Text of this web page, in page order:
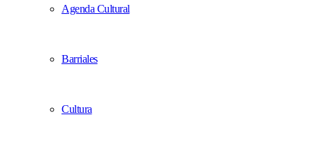
Agenda Cultural
Barriales
Cultura